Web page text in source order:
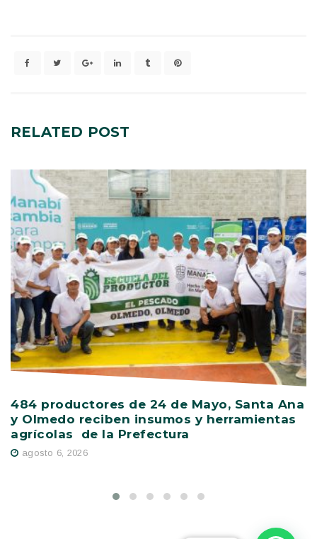
RELATED POST
484 productores de 24 de Mayo, Santa Ana
y Olmedo reciben insumos y herramientas
agrícolas de la Prefectura
agosto 6, 2026